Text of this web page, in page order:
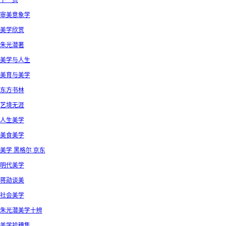
审美意象学
美学欣赏
朱光潜著
美学与人生
美育与美学
东方书林
艺境无涯
人生美学
美食美学
美学 黑格尔 京东
明代美学
蒋勋谈美
社会美学
朱光潜美学十辨